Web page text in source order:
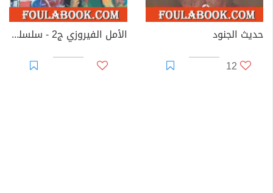
حديث الجنود
12
الأمل الفيروزي ج2 - سلسلة ملف المستقبل